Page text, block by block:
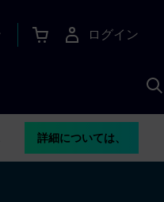
ログイン
詳細については、